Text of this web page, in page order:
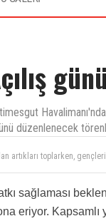
düzenlenecek
artıkları toplarken,
bir kısım insanımız
memleketimiz büyüyor ve
ile dolu.
sağlaması
eriyor. Kapsamlı